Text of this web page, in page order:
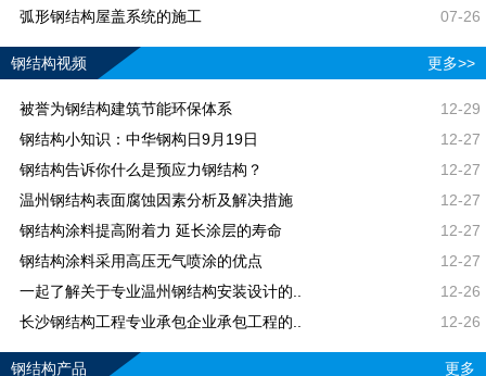
弧形钢结构屋盖系统的施工
07-26
钢结构视频 更多>>
被誉为钢结构建筑节能环保体系
12-29
钢结构小知识：中华钢构日9月19日
12-27
钢结构告诉你什么是预应力钢结构？
12-27
温州钢结构表面腐蚀因素分析及解决措施
12-27
钢结构涂料提高附着力 延长涂层的寿命
12-27
钢结构涂料采用高压无气喷涂的优点
12-27
一起了解关于专业温州钢结构安装设计的..
12-26
长沙钢结构工程专业承包企业承包工程的..
12-26
钢结构产品 更多